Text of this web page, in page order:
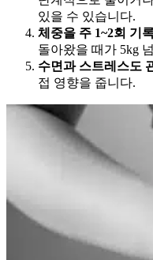
있을 수 있습니다.
체중을 주 1~2회 기
돌아왔을 때가 5kg
수면과 스트레스도
접 영향을 줍니다.